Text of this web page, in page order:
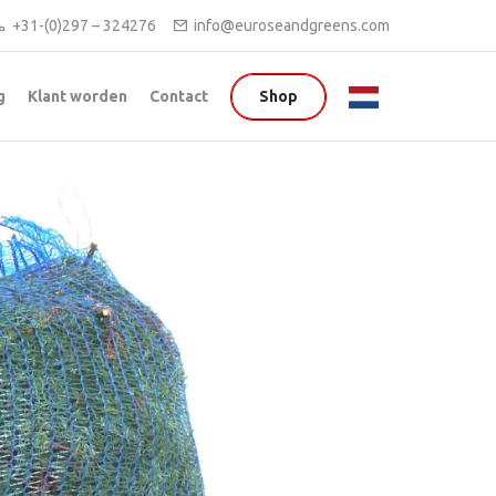
+31-(0)297 – 324276 info@euroseandgreens.com
Klant worden Contact Shop